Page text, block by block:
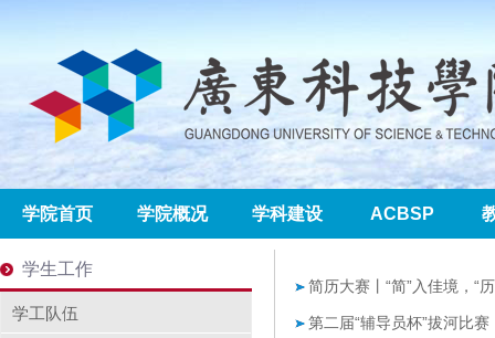
学院首页 学院概况 学科建设 ACBSP
学生工作
学工队伍
简历大赛丨“简”入佳境，“
第二届“辅导员杯”拔河比